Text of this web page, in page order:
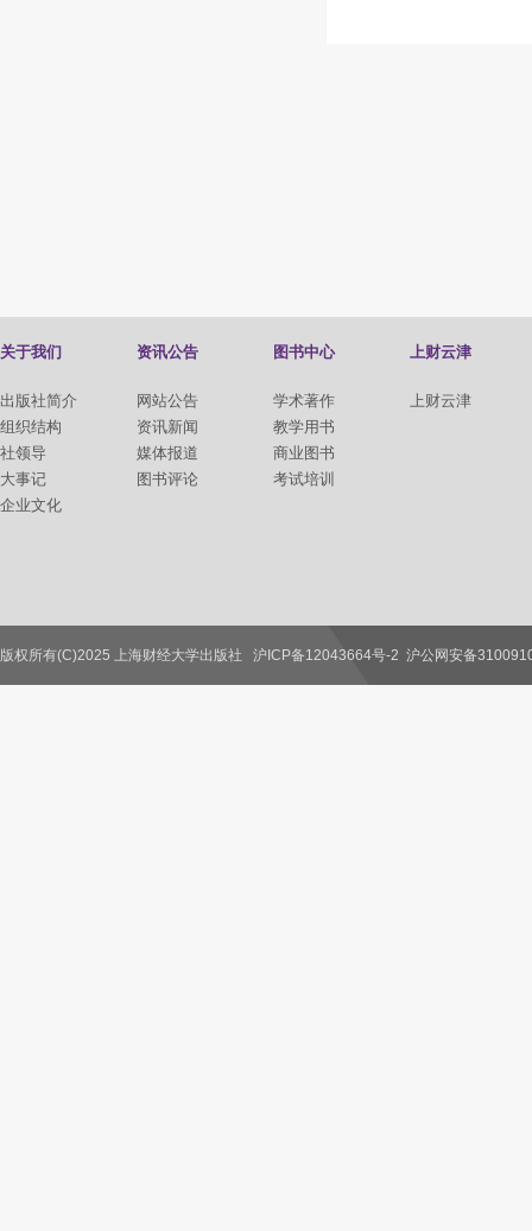
关于我们
出版社简介
组织结构
社领导
大事记
企业文化
资讯公告
网站公告
资讯新闻
媒体报道
图书评论
图书中心
学术著作
教学用书
商业图书
考试培训
上财云津
上财云津
联系我们
版权所有(C)2025 上海财经大学出版社 沪ICP备12043664号-2 沪公网安备